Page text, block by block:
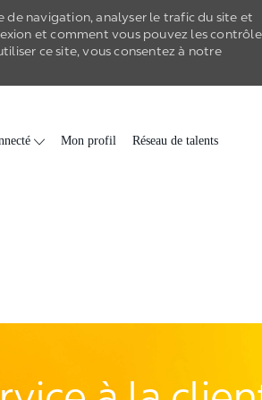
de navigation, analyser le trafic du site et
et comment vous pouvez les
ce site, vous consentez à notre
Mon profil Réseau de talents